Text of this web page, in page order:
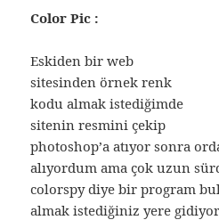
Color Pic :
Eskiden bir web
sitesinden örnek renk
kodu almak istediğimde
sitenin resmini çekip
photoshop’a atıyor sonra
alıyordum ama çok uzun
colorspy diye bir program
almak istediğiniz yere